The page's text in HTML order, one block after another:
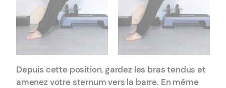
Depuis cette position, gardez les bras tendus et
amenez votre sternum vers la barre. En même